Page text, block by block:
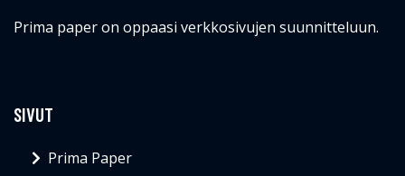
Prima paper on oppaasi verkkosivujen suunnitteluun.
SIVUT
Prima Paper